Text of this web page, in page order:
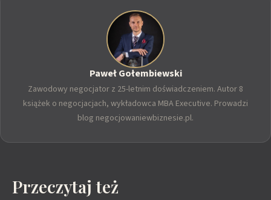
Paweł Gołembiewski
Zawodowy negocjator z 25-letnim doświadczeniem. Autor 8
książek o negocjacjach, wykładowca MBA Executive. Prowadzi
blog negocjowaniewbiznesie.pl.
Przeczytaj też